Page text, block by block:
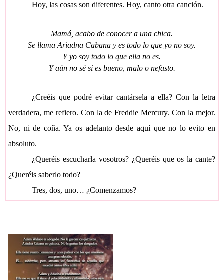
Hoy, las cosas son diferentes. Hoy, canto otra canción.
Mamá, acabo de conocer a una chica.
Se llama Ariadna Cabana y es todo lo que yo no soy.
Y yo soy todo lo que ella no es.
Y aún no sé si es bueno, malo o nefasto.
¿Creéis que podré evitar cantársela a ella? Con la letra
verdadera, me refiero. Con la de Freddie Mercury. Con la mejor.
No, ni de coña. Ya os adelanto desde aquí que no lo evito en
absoluto.
¿Queréis escucharla vosotros? ¿Queréis que os la cante?
¿Queréis saberlo todo?
Tres, dos, uno… ¿Comenzamos?